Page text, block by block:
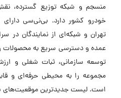
منسجم و شبکه توزیع گسترده،
خودرو کشور دارد. بی‌نی‌سی
تهران و شبکه‌ای از نمایندگان در
عمده و دسترسی سریع به محصولات
توسعه سازمانی، ثبات شغلی و
مجموعه را به محیطی حرفه‌ای و
است. لیست جدیدترین موقعیت‌های